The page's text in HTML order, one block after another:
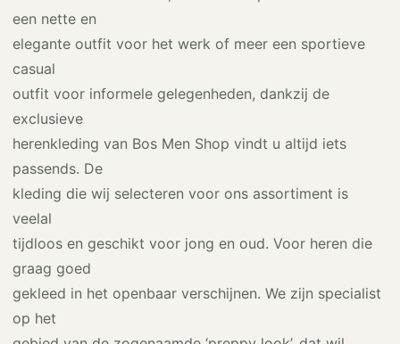
een nette en
elegante outfit voor het werk of meer een sportieve
casual
outfit voor informele gelegenheden, dankzij de
exclusieve
herenkleding van Bos Men Shop vindt u altijd iets
passends. De
kleding die wij selecteren voor ons assortiment is
veelal
tijdloos en geschikt voor jong en oud. Voor heren die
graag goed
gekleed in het openbaar verschijnen. We zijn specialist
op het